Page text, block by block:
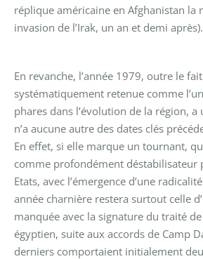
réplique américaine en Afghanistan la
invasion de l’Irak, un an et demi après).
En revanche, l’année 1979, outre le
systématiquement retenue comme
phares dans l’évolution de la région,
n’a aucune autre des dates clés
En effet, si elle marque un tournant,
comme profondément déstabilisateur
Etats, avec l’émergence d’une
année charnière restera surtout celle
manquée avec la signature du traité
égyptien, suite aux accords de Camp
derniers comportaient initialement